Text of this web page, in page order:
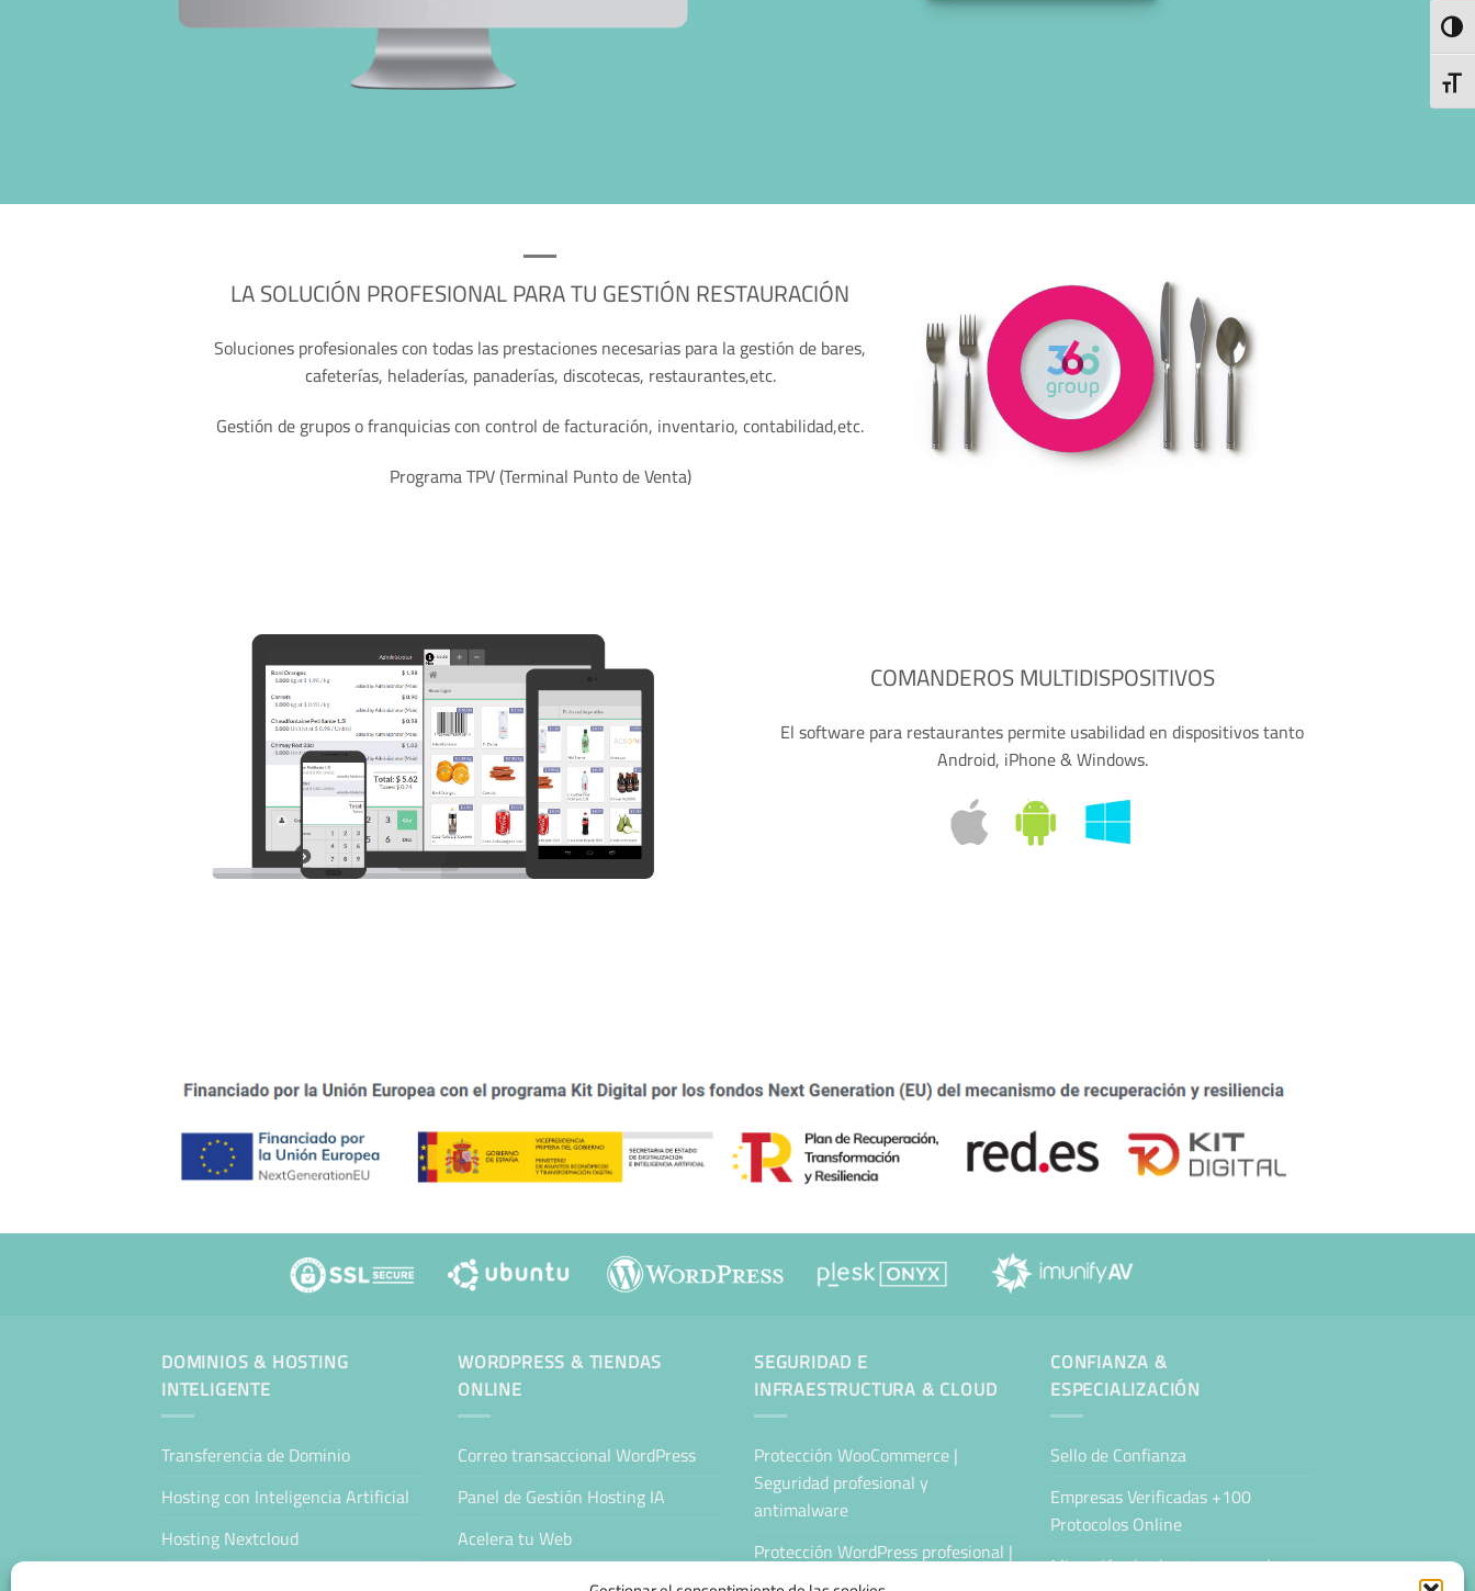
LA SOLUCIÓN PROFESIONAL PARA TU GESTIÓN RESTAURACIÓN
Soluciones profesionales con todas las prestaciones necesarias para la gestión de bares,
cafeterías, heladerías, panaderías, discotecas, restaurantes,etc.
Gestión de grupos o franquicias con control de facturación, inventario, contabilidad,etc.
Programa TPV (Terminal Punto de Venta)
COMANDEROS MULTIDISPOSITIVOS
El software para restaurantes permite usabilidad en dispositivos tanto
Android, iPhone & Windows.
DOMINIOS & HOSTING
INTELIGENTE
Transferencia de Dominio
Hosting con Inteligencia Artificial
Hosting Nextcloud
WORDPRESS & TIENDAS
ONLINE
Correo transaccional WordPress
Panel de Gestión Hosting IA
Acelera tu Web
Mantenimiento Web WordPress
SEGURIDAD E
INFRAESTRUCTURA & CLOUD
Protección WooCommerce |
Seguridad profesional y
antimalware
Protección WordPress profesional |
Antimalware y seguridad
CONFIANZA &
ESPECIALIZACIÓN
Sello de Confianza
Empresas Verificadas +100
Protocolos Online
Migración desde otro proveedor